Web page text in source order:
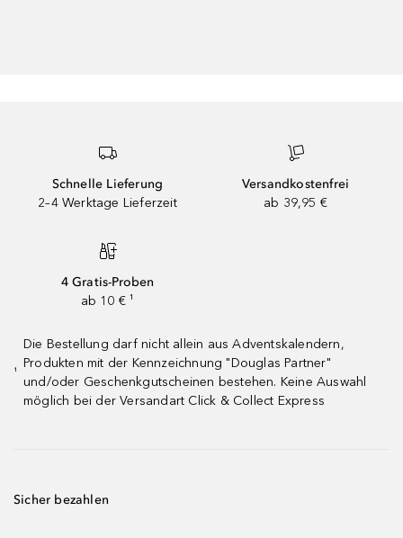
Schnelle Lieferung
2–4 Werktage Lieferzeit
Versandkostenfrei
ab 39,95 €
4 Gratis-Proben
ab 10 € ¹
¹
Die Bestellung darf nicht allein aus Adventskalendern,
Produkten mit der Kennzeichnung "Douglas Partner"
und/oder Geschenkgutscheinen bestehen. Keine Auswahl
möglich bei der Versandart Click & Collect Express
Sicher bezahlen